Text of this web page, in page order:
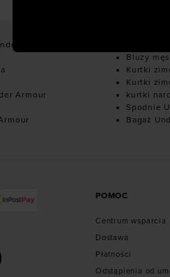
społecznościowych).
Armour
Armour
Bluzy
Kurtki
Kurtki
kurtki
Spodnie
Bagaż
POMOC
Centrum wsparcia
Dostawa
Płatności
Odstąpienia od